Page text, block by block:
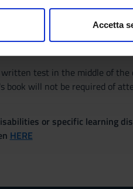
in qualsiasi momento
e social media, i quali
dei loro servizi.
Accetta
test in the middle of the
book will not be required of
or specific learning
HERE